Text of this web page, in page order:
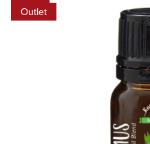
Outlet